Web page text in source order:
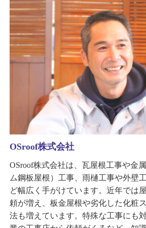
OSroof株式会社
OSroof株式会社は、瓦屋根工事や金
ム鋼板屋根）工事、雨樋工事や外壁
ど幅広く手がけています。近年では
頼が増え、板金屋根や劣化した化粧
法も増えています。特殊な工事にも